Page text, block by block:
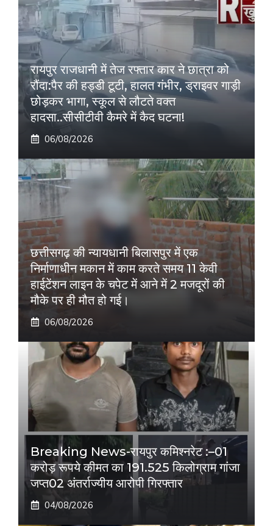
रायपुर राजधानी में तेज रफ्तार कार ने छात्रा को
रौंदा:पैर की हड्डी टूटी, हालत गंभीर, ड्राइवर गाड़ी
छोड़कर भागा, स्कूल से लौटते वक्त
हादसा..सीसीटीवी कैमरे में कैद घटना!
06/08/2026
छत्तीसगढ़ की न्यायधानी बिलासपुर में एक
निर्माणाधीन मकान में काम करते समय 11 केवी
हाईटेंशन लाइन के चपेट में आने में 2 मजदूरों की
मौके पर ही मौत हो गई।
06/08/2026
Breaking News-रायपुर कमिश्नरेट :–01
करोड़ रूपये कीमत का 191.525 किलोग्राम गांजा
जप्त02 अंतर्राज्यीय आरोपी गिरफ्तार
04/08/2026